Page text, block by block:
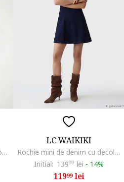
Rochie dama DOMITILLA W5GK50, Albastru
LC WAIKIKI
Rochie mini de denim cu decolteu patrat, Albastru ultramarin
Initial: 13999 lei - 14%
11999lei